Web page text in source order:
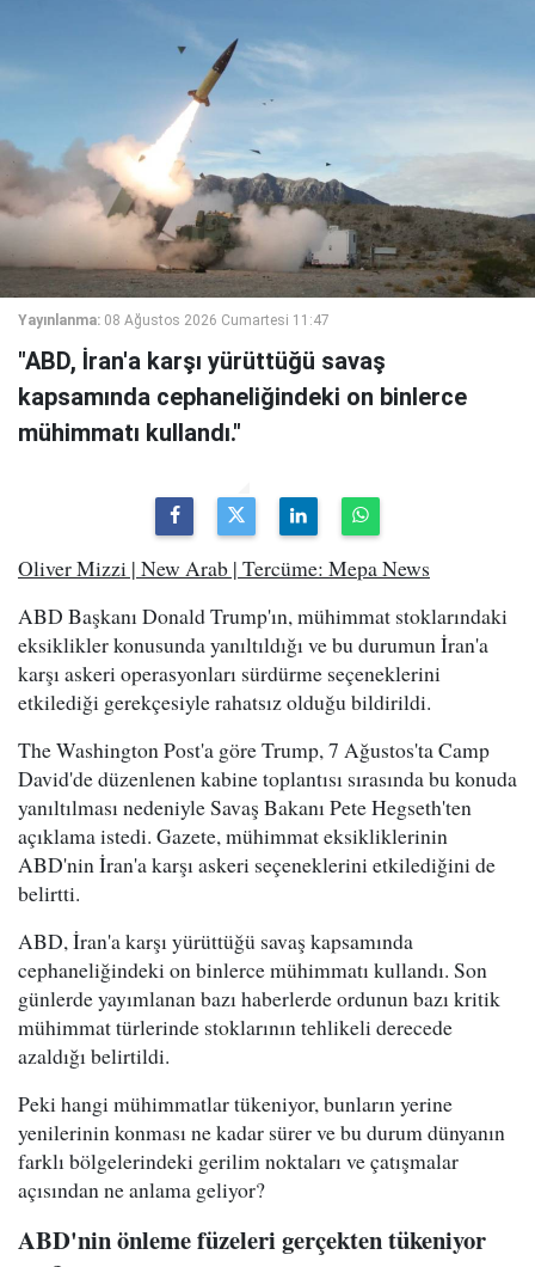
Yayınlanma: 08 Ağustos 2026 Cumartesi 11:47
"ABD, İran'a karşı yürüttüğü savaş
kapsamında cephaneliğindeki on binlerce
mühimmatı kullandı."
Oliver Mizzi | New Arab | Tercüme: Mepa News
ABD Başkanı Donald Trump'ın, mühimmat stoklarındaki
eksiklikler konusunda yanıltıldığı ve bu durumun İran'a
karşı askeri operasyonları sürdürme seçeneklerini
etkilediği gerekçesiyle rahatsız olduğu bildirildi.
The Washington Post'a göre Trump, 7 Ağustos'ta Camp
David'de düzenlenen kabine toplantısı sırasında bu konuda
yanıltılması nedeniyle Savaş Bakanı Pete Hegseth'ten
açıklama istedi. Gazete, mühimmat eksikliklerinin
ABD'nin İran'a karşı askeri seçeneklerini etkilediğini de
belirtti.
ABD, İran'a karşı yürüttüğü savaş kapsamında
cephaneliğindeki on binlerce mühimmatı kullandı. Son
günlerde yayımlanan bazı haberlerde ordunun bazı kritik
mühimmat türlerinde stoklarının tehlikeli derecede
azaldığı belirtildi.
Peki hangi mühimmatlar tükeniyor, bunların yerine
yenilerinin konması ne kadar sürer ve bu durum dünyanın
farklı bölgelerindeki gerilim noktaları ve çatışmalar
açısından ne anlama geliyor?
ABD'nin önleme füzeleri gerçekten tükeniyor